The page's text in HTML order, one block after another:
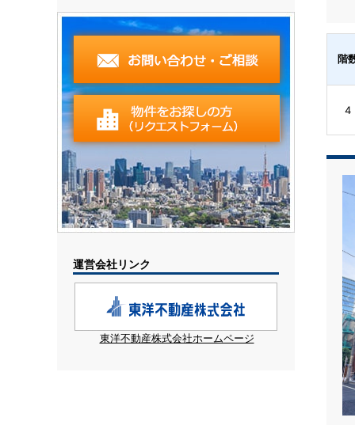
階
4
運営会社リンク
東洋不動産株式会社ホームページ